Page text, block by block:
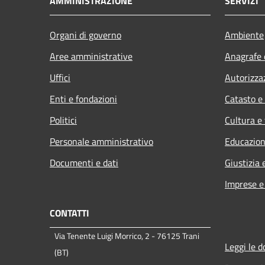
Organi di governo
Aree amministrative
Uffici
Enti e fondazioni
Politici
Personale amministrativo
Documenti e dati
Ambiente
Catasto
Cultura
Giustizia
Imprese
CONTATTI
Via Tenente Luigi Morrico, 2 - 76125 Trani
(BT)
Leggi le